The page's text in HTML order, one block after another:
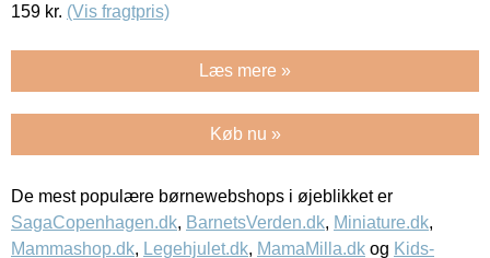
159 kr. (Vis fragtpris)
Læs mere »
Køb nu »
De mest populære børnewebshops i øjeblikket er
SagaCopenhagen.dk, BarnetsVerden.dk, Miniature.dk,
Mammashop.dk, Legehjulet.dk, MamaMilla.dk og Kids-